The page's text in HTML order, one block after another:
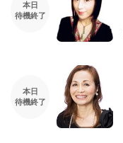
本日
待機終了
本日
待機終了